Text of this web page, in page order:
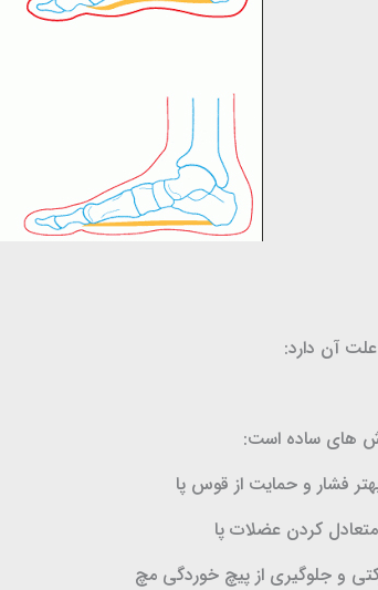
آن دارد:
های ساده است:
فشار و حمایت از قوس پا
کردن عضلات پا
و جلوگیری از پیچ خوردگی مچ